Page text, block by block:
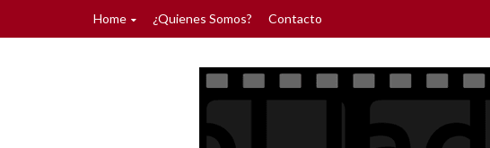
Home ¿Quienes Somos? Contacto